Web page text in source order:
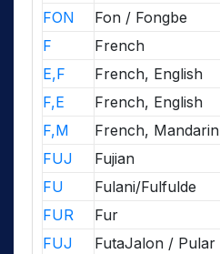
FON
Fon / Fongbe
F
French
E,F
French, English
F,E
French, English
F,M
French, Mandarin
FUJ
Fujian
FU
Fulani/Fulfulde
FUR
Fur
FUJ
FutaJalon / Pular